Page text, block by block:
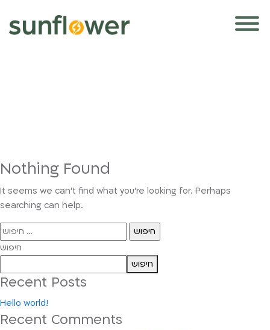
Nothing Found
It seems we can’t find what you’re looking for. Perhaps
searching can help.
חיפוש:
חיפוש
חיפוש
Recent Posts
Hello world!
Recent Comments